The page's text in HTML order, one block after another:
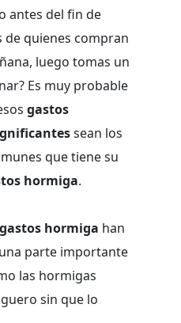
antes del fin de
de quienes compran
luego tomas un
Es muy probable
gastos
sean los
que tiene su
hormiga.
gastos hormiga han
parte importante
las hormigas
sin que lo